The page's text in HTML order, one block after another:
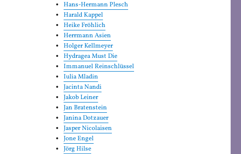
Hans-Hermann Plesch
Harald Kappel
Heike Fröhlich
Herrmann Asien
Holger Kellmeyer
Hydragea Must Die
Immanuel Reinschlüssel
Iulia Mladin
Jacinta Nandi
Jakob Leiner
Jan Bratenstein
Janina Dotzauer
Jasper Nicolaisen
Jone Engel
Jörg Hilse